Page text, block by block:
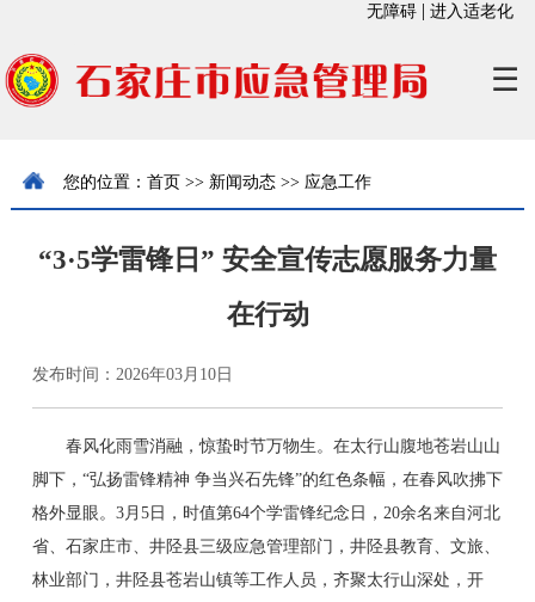
无障碍 |进入适老化
☰
您的位置：首页 >> 新闻动态 >> 应急工作
“3·5学雷锋日” 安全宣传志愿服务力量
在行动
发布时间：2026年03月10日
春风化雨雪消融，惊蛰时节万物生。在太行山腹地苍岩山山
脚下，“弘扬雷锋精神 争当兴石先锋”的红色条幅，在春风吹拂下
格外显眼。3月5日，时值第64个学雷锋纪念日，20余名来自河北
省、石家庄市、井陉县三级应急管理部门，井陉县教育、文旅、
林业部门，井陉县苍岩山镇等工作人员，齐聚太行山深处，开